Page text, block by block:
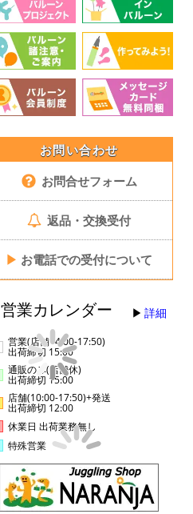
お問い合わせ
お問合せフォーム
返品・交換受付
▶ お電話での受付について
営業カレンダー 詳細
営業(店舗14:00-17:50)
出荷締切 15:00
通販のみ(店舗休)
出荷締切 15:00
店舗(10:00-17:50)+発送
出荷締切 12:00
休業日 出荷業務無し
特殊営業